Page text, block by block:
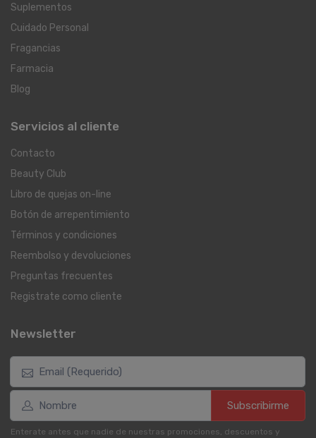
Suplementos
Cuidado Personal
Fragancias
Farmacia
Blog
Servicios al cliente
Contacto
Beauty Club
Libro de quejas on-line
Botón de arrepentimiento
Términos y condiciones
Reembolso y devoluciones
Preguntas frecuentes
Registrate como cliente
Newsletter
Subscribirme
Enterate antes que nadie de nuestras promociones, descuentos y